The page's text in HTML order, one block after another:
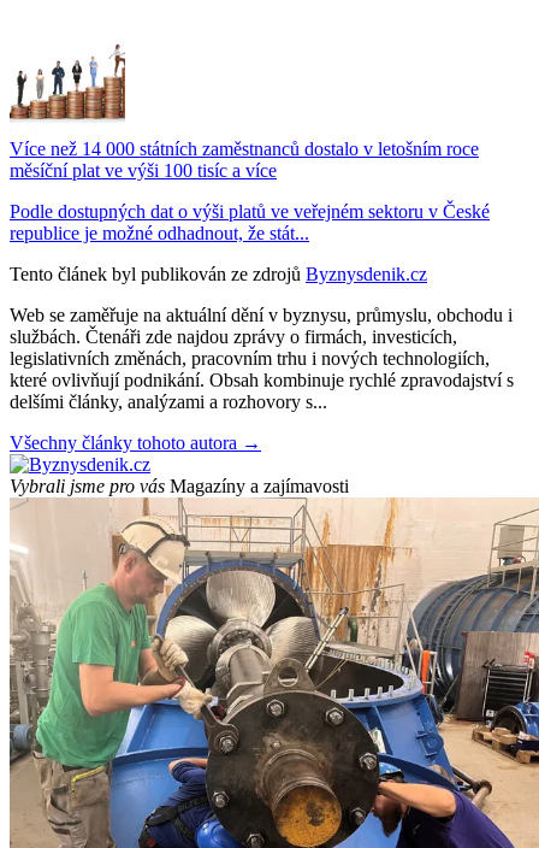
Více než 14 000 státních zaměstnanců dostalo v letošním roce
měsíční plat ve výši 100 tisíc a více
Podle dostupných dat o výši platů ve veřejném sektoru v České
republice je možné odhadnout, že stát...
Tento článek byl publikován ze zdrojů Byznysdenik.cz
Web se zaměřuje na aktuální dění v byznysu, průmyslu, obchodu i
službách. Čtenáři zde najdou zprávy o firmách, investicích,
legislativních změnách, pracovním trhu i nových technologiích,
které ovlivňují podnikání. Obsah kombinuje rychlé zpravodajství s
delšími články, analýzami a rozhovory s...
Všechny články tohoto autora →
Vybrali jsme pro vás Magazíny a zajímavosti